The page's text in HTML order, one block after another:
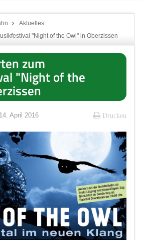
Aktuelles
"Night of the Owl" in Oberzissen
zum
"Night of the
Drucken
April 2016